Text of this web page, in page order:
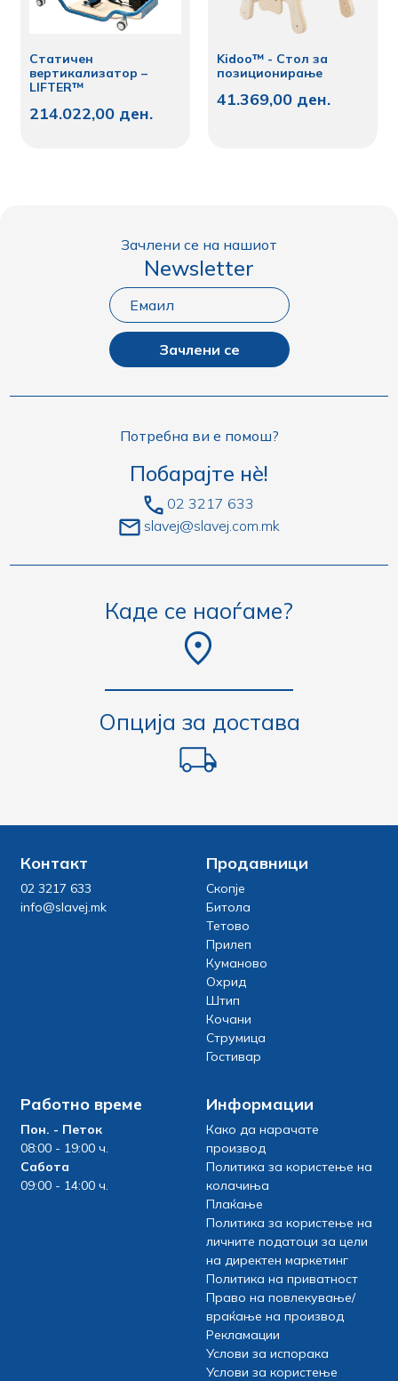
Статичен
вертикализатор –
LIFTER™
214.022,00 ден.
Kidoo™ - Стол за
позиционирање
41.369,00 ден.
Зачлени се на нашиот
Newsletter
Зачлени се
Потребна ви е помош?
Побарајте нè!
02 3217 633
slavej@slavej.com.mk
Каде се наоѓаме?
Опција за достава
Контакт
02 3217 633
info@slavej.mk
Продавници
Скопје
Битола
Тетово
Прилеп
Куманово
Охрид
Штип
Кочани
Струмица
Гостивар
Работно време
Пон. - Петок
08:00 - 19:00 ч.
Сабота
09:00 - 14:00 ч.
Информации
Како да нарачате
производ
Политика за користење на
колачиња
Плаќање
Политика за користење на
личните податоци за цели
на директен маркетинг
Политика на приватност
Право на повлекување/
враќање на производ
Рекламации
Услови за испорака
Услови за користење